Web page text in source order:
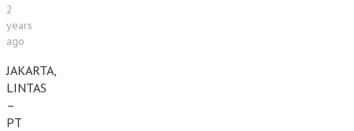
2
years
ago
JAKARTA,
LINTAS
–
PT